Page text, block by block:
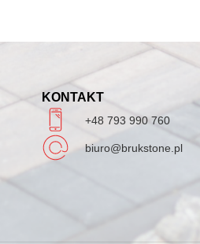
KONTAKT
+48 793 990 760
biuro@brukstone.pl